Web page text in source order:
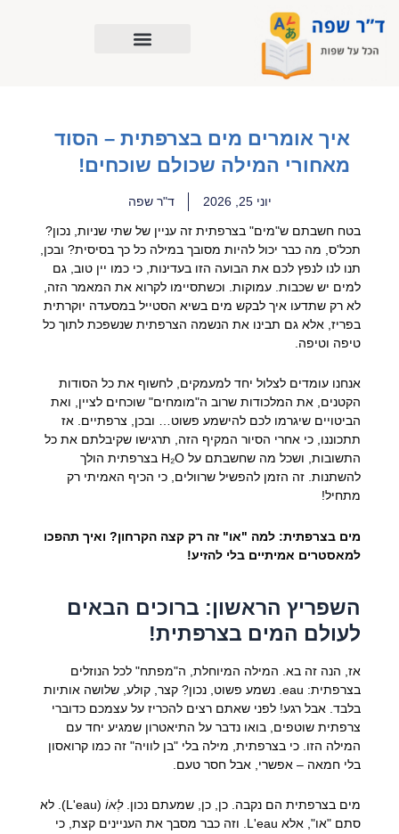
לתוכן
איך אומרים מים בצרפתית – הסוד
מאחורי המילה שכולם שוכחים!
יוני 25, 2026 ד"ר שפה
בטח חשבתם ש"מים" בצרפתית זה עניין של שתי שניות, נכון?
תכל'ס, מה כבר יכול להיות מסובך במילה כל כך בסיסית? ובכן,
תנו לנו לנפץ לכם את הבועה הזו בעדינות, כי כמו יין טוב, גם
למים יש שכבות. עמוקות. וכשתסיימו לקרוא את המאמר הזה,
לא רק שתדעו איך לבקש מים בשיא הסטייל במסעדה יוקרתית
בפריז, אלא גם תבינו את הנשמה הצרפתית שנשפכת לתוך כל
טיפה וטיפה.
אנחנו עומדים לצלול יחד למעמקים, לחשוף את כל הסודות
הקטנים, את המלכודות שרוב ה"מומחים" שוכחים לציין, ואת
הביטויים שיגרמו לכם להישמע פשוט… ובכן, צרפתיים. אז
תתכוננו, כי אחרי הסיור המקיף הזה, תרגישו שקיבלתם את כל
התשובות, ושכל מה שחשבתם על H₂O בצרפתית הולך
להשתנות. זה הזמן להפשיל שרוולים, כי הכיף האמיתי רק
מתחיל!
מים בצרפתית: למה "או" זה רק קצה הקרחון? ואיך תהפכו
למאסטרים אמיתיים בלי להזיע!
השפריץ הראשון: ברוכים הבאים
לעולם המים בצרפתית!
אז, הנה זה בא. המילה המיוחלת, ה"מפתח" לכל הנוזלים
בצרפתית: eau. נשמע פשוט, נכון? קצר, קולע, שלושה אותיות
בלבד. אבל רגע! לפני שאתם רצים להכריז על עצמכם כדוברי
צרפתית שוטפים, בואו נדבר על התיאטרון שמגיע יחד עם
המילה הזו. כי בצרפתית, מילה בלי "בן לוויה" זה כמו קרואסון
בלי חמאה – אפשרי, אבל חסר טעם.
מים בצרפתית הם נקבה. כן, כן, שמעתם נכון.לְאוֹ
(L'eau). לא
סתם "או", אלא L'eau. וזה כבר מסבך את העניינים קצת, כי